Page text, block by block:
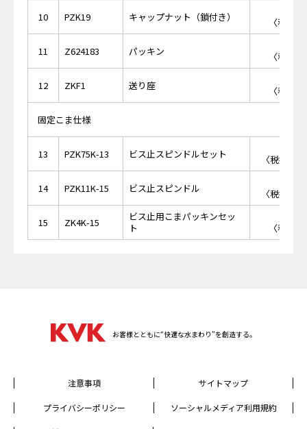
10 PZK19 キャップナット（鎖付き）
〈税抜
11 Z624183 パッキン
〈税抜
12 ZKF1 送り座
〈税抜
固定こま仕様
13 PZK75K-13 ビス止スピンドルセット
〈税抜価
14 PZK11K-15 ビス止スピンドル
〈税抜価
15 ZK4K-15
ビス止用こまパッキンセッ
ト
〈税抜
お客様とともに“快適な水まわり”を創造する。
注意事項 サイトマップ
プライバシーポリシー ソーシャルメディア利用規約